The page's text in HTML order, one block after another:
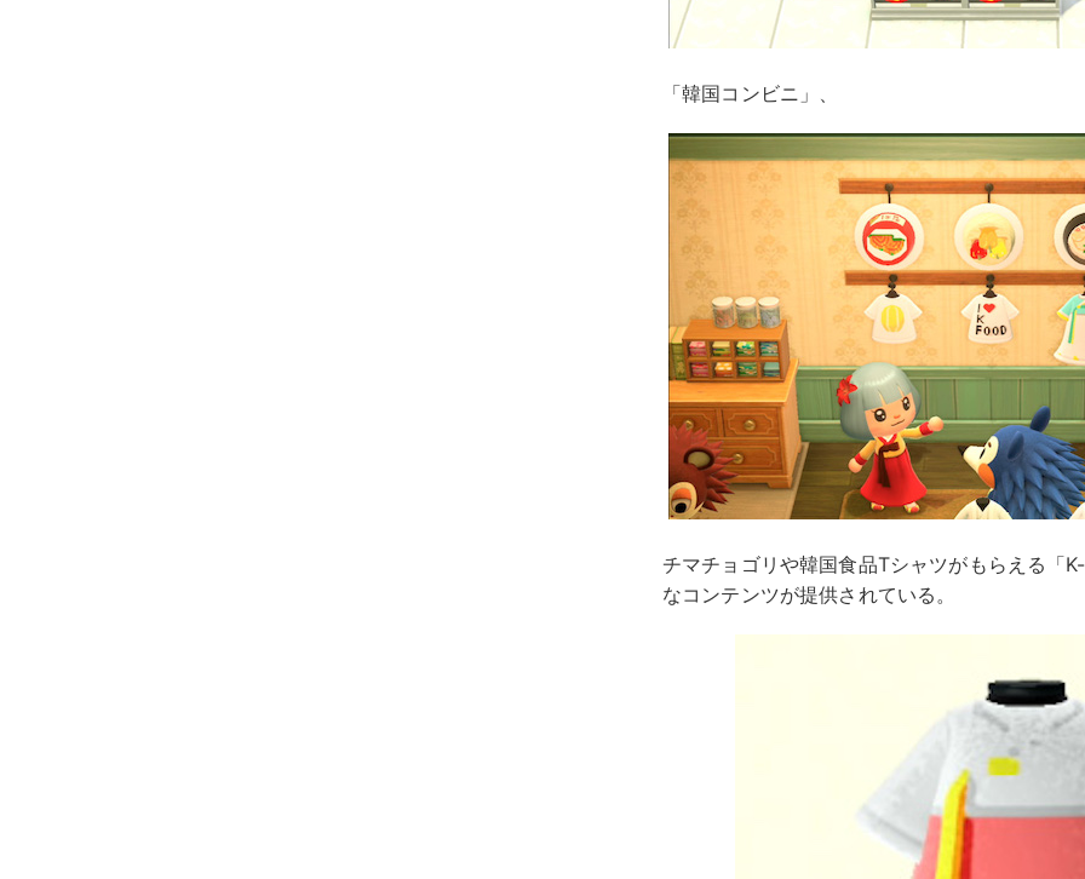
「韓国コンビニ」、
チマチョゴリや韓国食品Tシャツがもらえる「
なコンテンツが提供されている。